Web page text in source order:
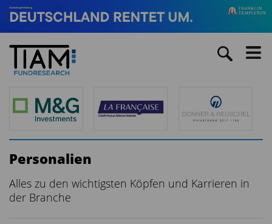
Personalien
Alles zu den wichtigsten Köpfen und Karrieren in
der Branche